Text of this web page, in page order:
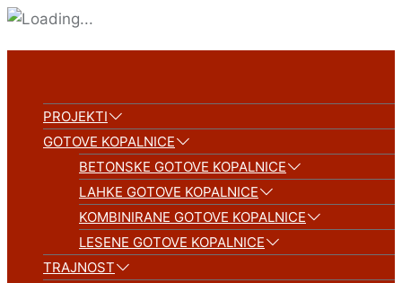
PROJEKTI
GOTOVE KOPALNICE
BETONSKE GOTOVE KOPALNICE
LAHKE GOTOVE KOPALNICE
KOMBINIRANE GOTOVE KOPALNICE
LESENE GOTOVE KOPALNICE
TRAJNOST